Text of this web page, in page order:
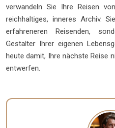
verwandeln Sie Ihre Reisen
reichhaltiges, inneres Archiv.
erfahreneren Reisenden,
Gestalter Ihrer eigenen
heute damit, Ihre nächste Reise
entwerfen.